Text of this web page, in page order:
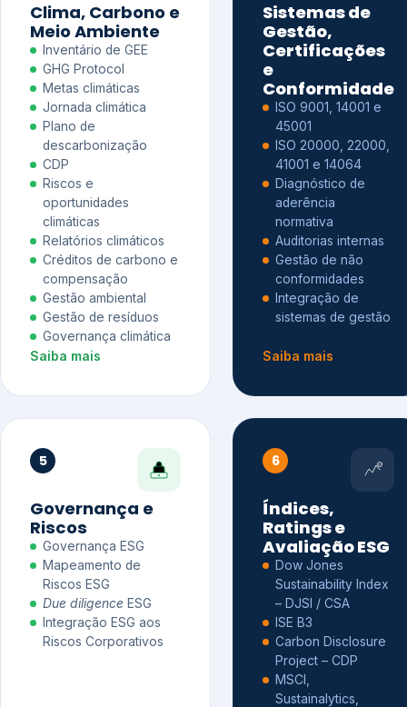
Clima, Carbono e
Meio Ambiente
Inventário de GEE
GHG Protocol
Metas climáticas
Jornada climática
Plano de
descarbonização
CDP
Riscos e
oportunidades
climáticas
Relatórios climáticos
Créditos de carbono e
compensação
Gestão ambiental
Gestão de resíduos
Governança climática
Saiba mais
Sistemas de
Gestão,
Certificações
e
Conformidade
ISO 9001, 14001 e
45001
ISO 20000, 22000,
41001 e 14064
Diagnóstico de
aderência
normativa
Auditorias internas
Gestão de não
conformidades
Integração de
sistemas de gestão
Saiba mais
5
Governança e
Riscos
Governança ESG
Mapeamento de
Riscos ESG
Due diligence ESG
Integração ESG aos
Riscos Corporativos
6
Índices,
Ratings e
Avaliação ESG
Dow Jones
Sustainability Index
– DJSI / CSA
ISE B3
Carbon Disclosure
Project – CDP
MSCI,
Sustainalytics,